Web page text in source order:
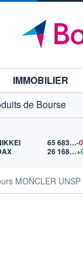
IMMOBILIER
de Bourse
65 683,26-
26 168,75
MONCLER UNSP